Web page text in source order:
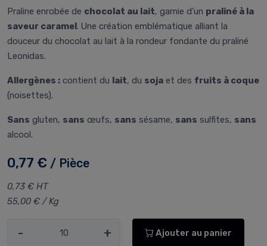
Praline enrobée de chocolat au lait, garnie d’un praliné à la
saveur caramel . Une création emblématique alliant la
douceur du chocolat au lait à la rondeur fondante du praliné
Leonidas.
Allergènes : contient du lait, du soja et des fruits à coque
(noisettes).
Sans gluten, sans œufs, sans sésame, sans sulfites, sans
alcool.
0,77 € / Pièce
0,73 € HT
55,00 € / Kg
- + Ajouter au panier